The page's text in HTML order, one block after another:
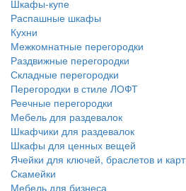
Шкафы-купе
Распашные шкафы
Кухни
Межкомнатные перегородки
Раздвижные перегородки
Складные перегородки
Перегородки в стиле ЛОФТ
Реечные перегородки
Мебель для раздевалок
Шкафчики для раздевалок
Шкафы для ценных вещей
Ячейки для ключей, браслетов и карт
Скамейки
Мебель для бизнеса